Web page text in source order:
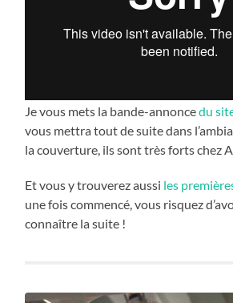
Je vous mets la bande-annoncedu
vous mettra tout de suite dans
la couverture, ils sont très forts chez
Et vous y trouverez aussi les
une fois commencé, vous risquez
connaître la suite !